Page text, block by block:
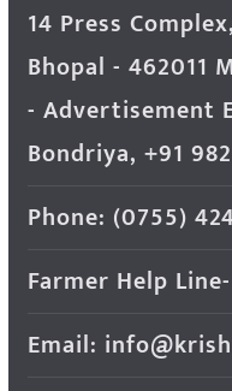
14 Press
Bhopal - 462011
- Advertisement
Bondriya, +91
Phone: (0755)
Farmer Help
Email: